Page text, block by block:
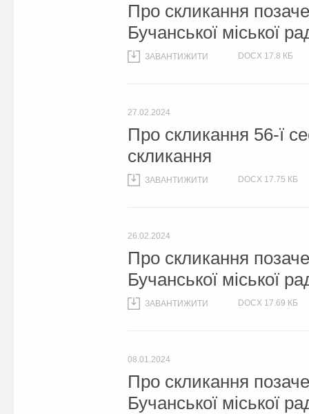
Про скликання
Бучанської міської
ЗАВАНТИЖИТИ DOCX 17.8 КБ
27.02.2024
Про скликання 56-ї
скликання
ЗАВАНТИЖИТИ DOCX 17.75 КБ
26.02.2024
Про скликання
Бучанської міської
ЗАВАНТИЖИТИ DOCX 17.69 КБ
08.01.2024
Про скликання
Бучанської міської